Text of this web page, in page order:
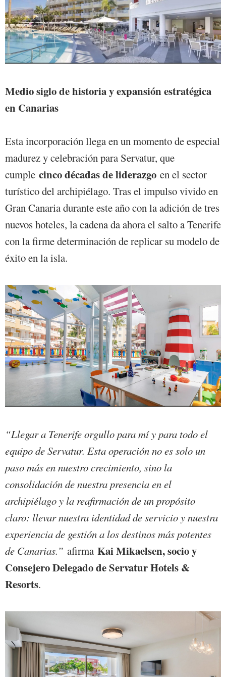
Medio siglo de historia y expansión estratégica
en Canarias
Esta incorporación llega en un momento de especial
madurez y celebración para Servatur, que
cumple cinco décadas de liderazgo en el sector
turístico del archipiélago. Tras el impulso vivido en
Gran Canaria durante este año con la adición de tres
nuevos hoteles, la cadena da ahora el salto a Tenerife
con la firme determinación de replicar su modelo de
éxito en la isla.
“Llegar a Tenerife orgullo para mí y para todo el
equipo de Servatur. Esta operación no es solo un
paso más en nuestro crecimiento, sino la
consolidación de nuestra presencia en el
archipiélago y la reafirmación de un propósito
claro: llevar nuestra identidad de servicio y nuestra
experiencia de gestión a los destinos más potentes
de Canarias.” afirma Kai Mikaelsen, socio y
Consejero Delegado de Servatur Hotels &
Resorts.